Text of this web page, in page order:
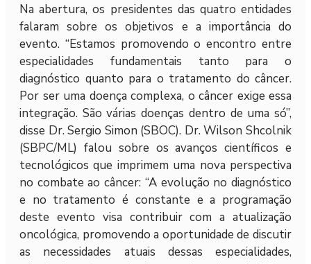
Na abertura, os presidentes das quatro entidades
falaram sobre os objetivos e a importância do
evento. “Estamos promovendo o encontro entre
especialidades fundamentais tanto para o
diagnóstico quanto para o tratamento do câncer.
Por ser uma doença complexa, o câncer exige essa
integração. São várias doenças dentro de uma só”,
disse Dr. Sergio Simon (SBOC). Dr. Wilson Shcolnik
(SBPC/ML) falou sobre os avanços científicos e
tecnológicos que imprimem uma nova perspectiva
no combate ao câncer: “A evolução no diagnóstico
e no tratamento é constante e a programação
deste evento visa contribuir com a atualização
oncológica, promovendo a oportunidade de discutir
as necessidades atuais dessas especialidades,